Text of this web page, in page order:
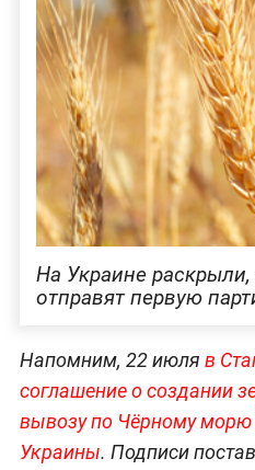
На Украине раскрыли,
отправят первую
Напомним, 22 июля в
соглашение о создании
вывозу по Чёрному морю
Украины. Подписи